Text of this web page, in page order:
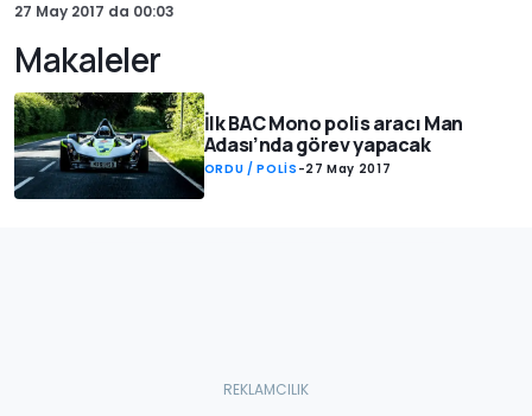
27 May 2017 da 00:03
Makaleler
İlk BAC Mono polis aracı Man
Adası’nda görev yapacak
ORDU / POLİS -27 May 2017